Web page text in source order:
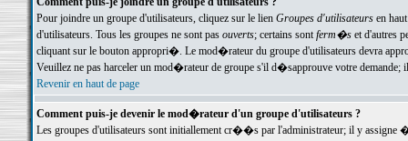
Pour joindre un groupe d'utilisateurs, cliquez sur le lien Groupes d'utilisateursen haut
d'utilisateurs. Tous les groupes ne sont pas ouverts; certains sontferm�set d'autres
cliquant sur le bouton appropri�. Le mod�rateur du groupe d'utilisateurs devra
Veuillez ne pas harceler un mod�rateur de groupe s'il d�sapprouve votre demande;
Revenir en haut de page
Comment puis-je devenir le mod�rateur d'un groupe d'utilisateurs ?
Les groupes d'utilisateurs sont initiallement cr��s par l'administrateur; il y